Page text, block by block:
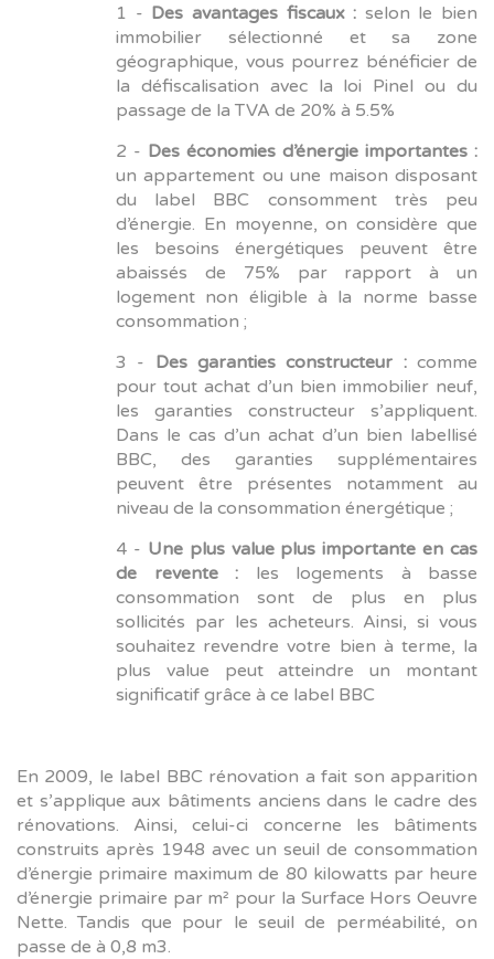
1 - Des avantages fiscaux : selon le bien
immobilier sélectionné et sa zone
géographique, vous pourrez bénéficier de
la défiscalisation avec la loi Pinel ou du
passage de la TVA de 20% à 5.5%
2 - Des économies d’énergie importantes :
un appartement ou une maison disposant
du label BBC consomment très peu
d’énergie. En moyenne, on considère que
les besoins énergétiques peuvent être
abaissés de 75% par rapport à un
logement non éligible à la norme basse
consommation ;
3 - Des garanties constructeur :comme
pour tout achat d’un bien immobilier neuf,
les garanties constructeur s’appliquent.
Dans le cas d’un achat d’un bien labellisé
BBC, des garanties supplémentaires
peuvent être présentes notamment au
niveau de la consommation énergétique ;
4 - Une plus value plus importante en cas
de revente : les logements à basse
consommation sont de plus en plus
sollicités par les acheteurs. Ainsi, si vous
souhaitez revendre votre bien à terme, la
plus value peut atteindre un montant
significatif grâce à ce label BBC
En 2009, le label BBC rénovation a fait son apparition
et s’applique aux bâtiments anciens dans le cadre des
rénovations. Ainsi, celui-ci concerne les bâtiments
construits après 1948 avec un seuil de consommation
d’énergie primaire maximum de 80 kilowatts par heure
d’énergie primaire par m² pour la Surface Hors Oeuvre
Nette. Tandis que pour le seuil de perméabilité, on
passe de à 0,8 m3.